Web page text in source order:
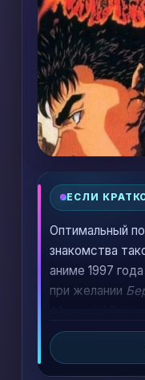
ЕСЛИ
Оптимальный
знакомства
аниме 1997
при желании
стоит
контекста.